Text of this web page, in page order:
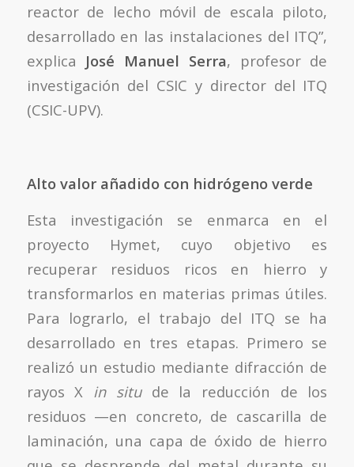
reactor de lecho móvil de escala piloto,
desarrollado en las instalaciones del ITQ”,
explica José Manuel Serra, profesor de
investigación del CSIC y director del ITQ
(CSIC-UPV).
Alto valor añadido con hidrógeno verde
Esta investigación se enmarca en el
proyecto Hymet, cuyo objetivo es
recuperar residuos ricos en hierro y
transformarlos en materias primas útiles.
Para lograrlo, el trabajo del ITQ se ha
desarrollado en tres etapas. Primero se
realizó un estudio mediante difracción de
rayos X in situde la reducción de los
residuos —en concreto, de cascarilla de
laminación, una capa de óxido de hierro